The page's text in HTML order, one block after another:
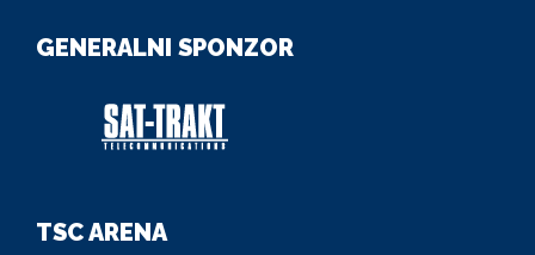
GENERALNI SPONZOR
TSC ARENA